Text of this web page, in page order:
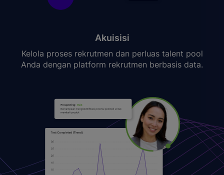
Akuisisi
Kelola proses rekrutmen dan perluas talent pool
Anda dengan platform rekrutmen berbasis data.